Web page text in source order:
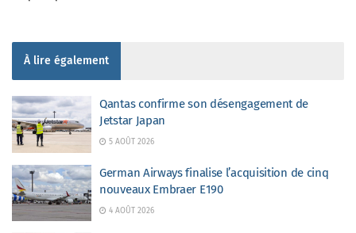
À lire également
Qantas confirme son désengagement de
Jetstar Japan
5 AOÛT 2026
German Airways finalise l’acquisition de cinq
nouveaux Embraer E190
4 AOÛT 2026